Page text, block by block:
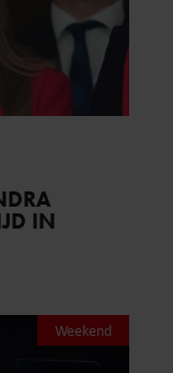
IN
Weekend